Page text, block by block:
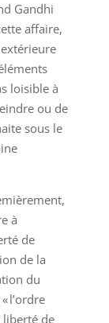
Gandhi
affaire,
loisible à
ou de
sous le
à
de
de la
du
l’ordre
de